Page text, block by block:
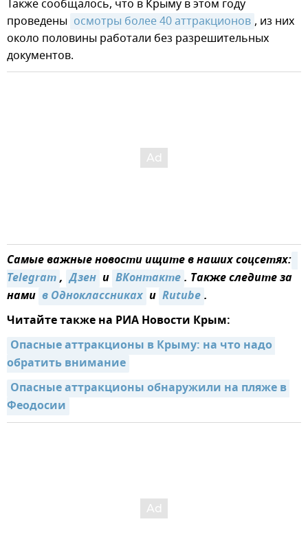
Также сообщалось, что в Крыму в этом году
проведены осмотры более 40 аттракционов , из них
около половины работали без разрешительных
документов.
Самые важные новости ищите в наших соцсетях:
Telegram, Дзен и ВКонтакте. Также следите за
нами в Одноклассниках и Rutube.
Читайте также на РИА Новости Крым:
Опасные аттракционы в Крыму: на что надо
обратить внимание
Опасные аттракционы обнаружили на пляже в
Феодосии